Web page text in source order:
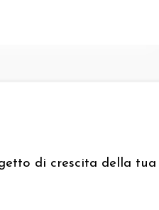
di crescita della